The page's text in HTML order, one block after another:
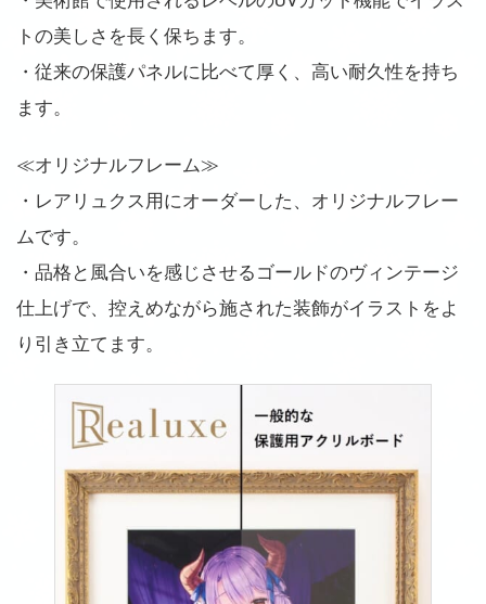
トの美しさを長く保ちます。
・従来の保護パネルに比べて厚く、高い耐久性を持ち
ます。
≪オリジナルフレーム≫
・レアリュクス用にオーダーした、オリジナルフレー
ムです。
・品格と風合いを感じさせるゴールドのヴィンテージ
仕上げで、控えめながら施された装飾がイラストをよ
り引き立てます。